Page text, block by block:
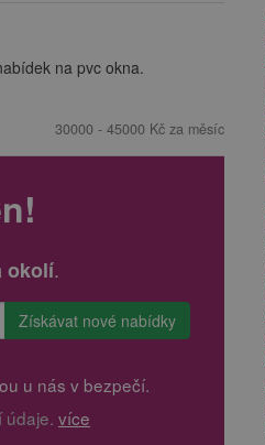
na pvc okna.
30000 - 45000 Kč za měsíc
okolí.
u nás v bezpečí.
údaje. více